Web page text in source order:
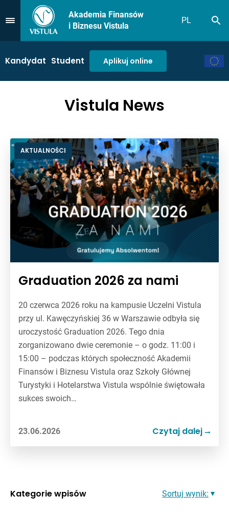
Przejdź do Menu
Akademia Finansów
i Biznesu Vistula
PL
Kandydat Student Aplikuj online
Vistula News
AKTUALNOŚCI
Graduation 2026 za nami
20 czerwca 2026 roku na kampusie Uczelni Vistula
przy ul. Kawęczyńskiej 36 w Warszawie odbyła się
uroczystość Graduation 2026. Tego dnia
zorganizowano dwie ceremonie – o godz. 11:00 i
15:00 – podczas których społeczność Akademii
Finansów i Biznesu Vistula oraz Szkoły Głównej
Turystyki i Hotelarstwa Vistula wspólnie świętowała
sukces swoich…
23.06.2026 Czytaj dalej
Kategorie wpisów Sortuj wynik: